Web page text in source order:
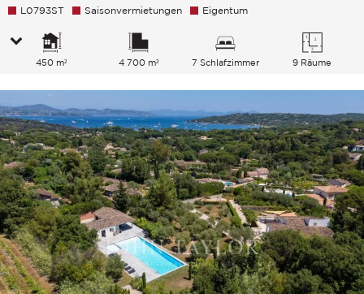
L0793ST Saisonvermietungen Eigentum
450 m² 4 700 m² 7 Schlafzimmer 9 Räume